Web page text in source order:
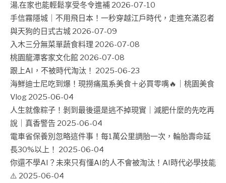
湯,在家也能輕鬆享受冬令進補 2026-07-10
手信霧隱城｜不用飛日本！一秒穿越江戶時代，走進充滿忍者
與天狗的日式古城 2026-07-09
入木三分無菜單蔬食料理 2026-07-08
桃園龍潭客家文化館 2026-07-08
跟上AI，不被時代淘汰！ 2025-06-23
海鮮迪士尼吃到爆！現撈痛風系美食＋必買零嘴🔥｜桃園美食
Vlog 2025-06-04
人生就像粽子！剝到最後還是逃不掉現實｜減肥什麼的先吃再
說｜真香警告 2025-06-04
電車省保養別忽略這件事！每1萬公里調胎一次，輪胎壽命延
長30%以上！ 2025-06-04
你還不學AI？未來只有懂AI的人不會被淘汰！AI時代必學技能
⚠️ 2025-06-04